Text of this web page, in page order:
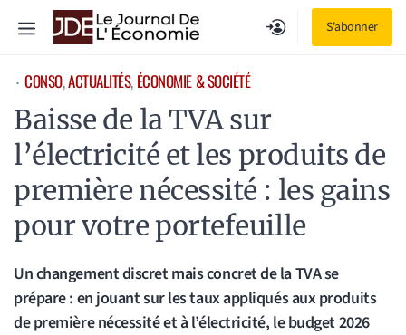
S'abonner
Menu
⋅ CONSO, ACTUALITÉS, ÉCONOMIE & SOCIÉTÉ
Baisse de la TVA sur
l’électricité et les produits de
première nécessité : les gains
pour votre portefeuille
Un changement discret mais concret de la TVA se
prépare : en jouant sur les taux appliqués aux produits
de première nécessité et à l’électricité, le budget 2026